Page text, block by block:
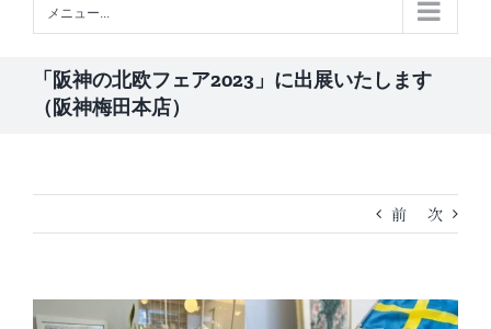
メニュー...
「阪神の北欧フェア2023」に出展いたします
（阪神梅田本店）
前 次